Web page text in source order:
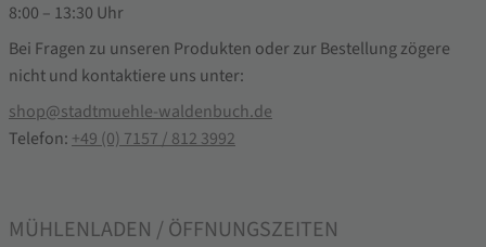
8:00 – 13:30 Uhr
Bei Fragen zu unseren Produkten oder zur Bestellung zögere
nicht und kontaktiere uns unter:
shop@stadtmuehle-waldenbuch.de
Telefon: +49 (0) 7157 / 812 3992
MÜHLENLADEN / ÖFFNUNGSZEITEN